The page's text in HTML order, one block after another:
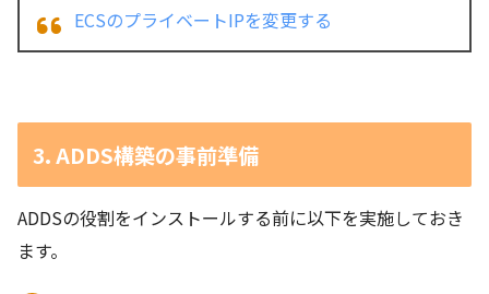
ECSのプライベートIPを変更する
3. ADDS構築の事前準備
ADDSの役割をインストールする前に以下を実施しておき
ます。